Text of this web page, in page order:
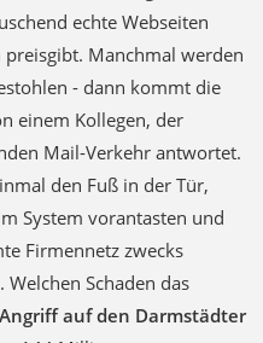
Manchmal werden
- dann kommt die
einem Kollegen, der
Mail-Verkehr antwortet.
den Fuß in der Tür,
System vorantasten und
Firmennetz zwecks
Schaden das
Angriff auf den Darmstädter
144 Millionen neue